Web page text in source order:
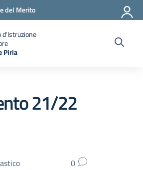
del Merito
d'Istruzione
Piria
21/22
0